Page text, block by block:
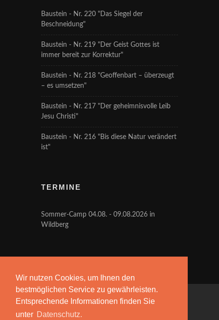
Wir nutzen Cookies, um Ihnen den
bestmöglichen Service zu gewährleisten.
Entsprechende Informationen finden Sie
unter Datenschutz.
Baustein - Nr. 220 "Das Siegel der
Beschneidung"
Baustein - Nr. 219 "Der Geist Gottes ist
immer bereit zur Korrektur"
Baustein - Nr. 218 "Geoffenbart – überzeugt
– es umsetzen"
Baustein - Nr. 217 "Der geheimnisvolle Leib
Jesu Christi"
Baustein - Nr. 216 "Bis diese Natur verändert
ist"
TERMINE
Sommer-Camp 04.08. - 09.08.2026 in
Wildberg